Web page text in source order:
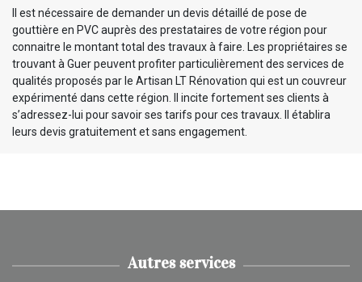
Il est nécessaire de demander un devis détaillé de pose de
gouttière en PVC auprès des prestataires de votre région pour
connaitre le montant total des travaux à faire. Les propriétaires se
trouvant à Guer peuvent profiter particulièrement des services de
qualités proposés par le Artisan LT Rénovation qui est un couvreur
expérimenté dans cette région. Il incite fortement ses clients à
s’adressez-lui pour savoir ses tarifs pour ces travaux. Il établira
leurs devis gratuitement et sans engagement.
Autres services